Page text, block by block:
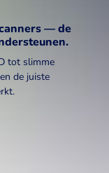
— de
tot slimme
de juiste